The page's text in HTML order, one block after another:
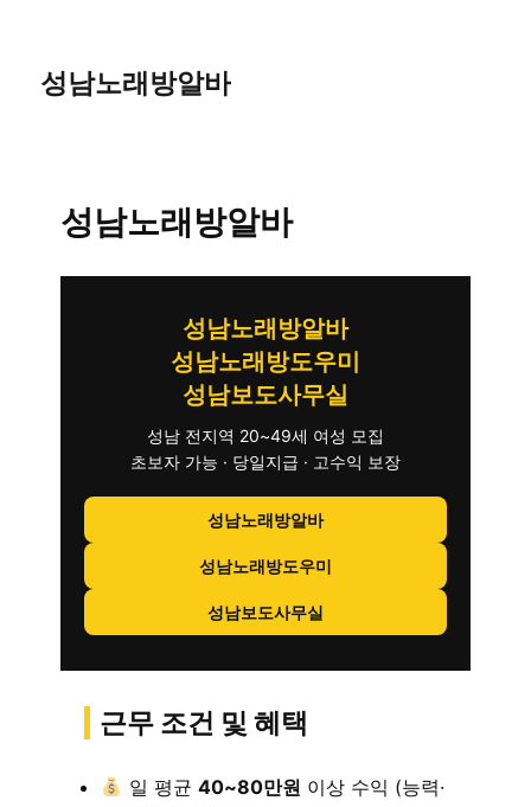
성남노래방알바
성남노래방알바
성남노래방알바
성남노래방도우미
성남보도사무실
성남 전지역 20~49세 여성 모집
초보자 가능 · 당일지급 · 고수익 보장
성남노래방알바
성남노래방도우미
성남보도사무실
근무 조건 및 혜택
일 평균 40~80만원 이상 수익 (능력·